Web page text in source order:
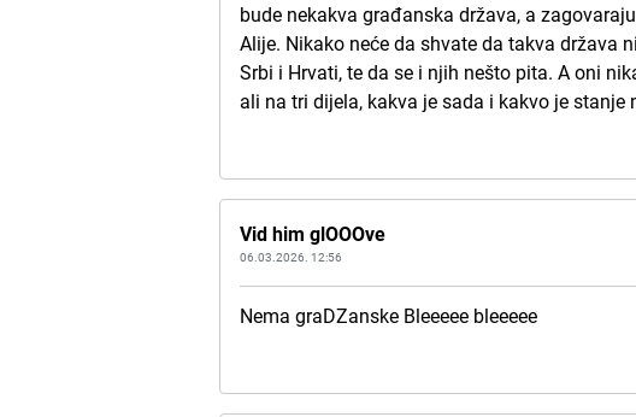
bude nekakva građanska država, a
Alije. Nikako neće da shvate da takva država
Srbi i Hrvati, te da se i njih nešto pita. A oni
ali na tri dijela, kakva je sada i kakvo je stanje
Vid him glOOOve
06.03.2026. 12:56
Nema graDZanske Bleeeee bleeeee